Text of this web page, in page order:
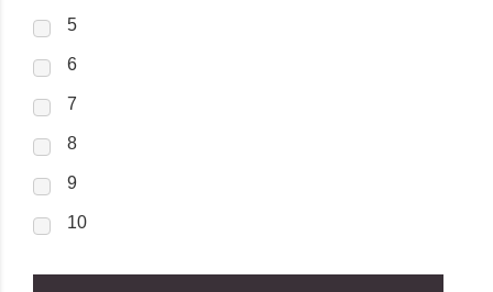
5
6
7
8
9
10